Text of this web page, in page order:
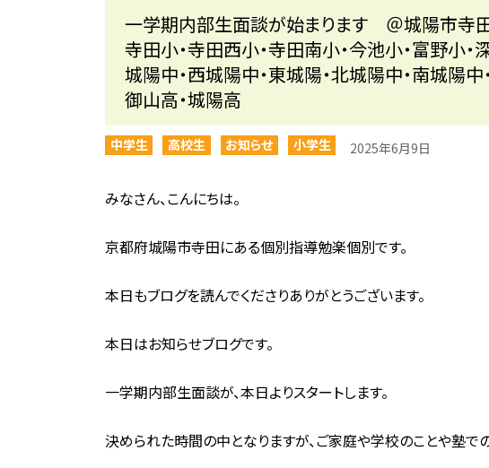
一学期内部生面談が始まります ＠城陽市
寺田小・寺田西小・寺田南小・今池小・富野小・
城陽中・西城陽中・東城陽・北城陽中・南城陽中
御山高・城陽高
中学生 高校生 お知らせ 小学生 2025年6月9日
みなさん、こんにちは。
京都府城陽市寺田にある個別指導勉楽個別です。
本日もブログを読んでくださりありがとうございます。
本日はお知らせブログです。
一学期内部生面談が、本日よりスタートします。
決められた時間の中となりますが、ご家庭や学校のことや塾